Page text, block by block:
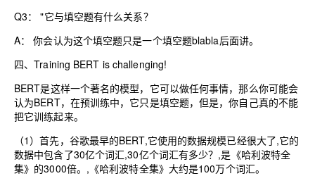
Q3： "它与填空题有什么关系？
A： 你会认为这个填空题只是一个填空题blabla后面讲。
四、Training BERT is challenging!
BERT是这样一个著名的模型，它可以做任何事情，那么你可能会
认为BERT，在预训练中，它只是填空题，但是，你自己真的不能
把它训练起来。
（1）首先，谷歌最早的BERT,它使用的数据规模已经很大了,它的
数据中包含了30亿个词汇,30亿个词汇有多少？,是《哈利波特全
集》的3000倍。,《哈利波特全集》大约是100万个词汇。